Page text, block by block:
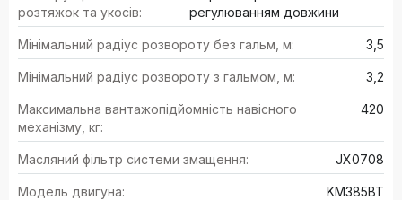
розтяжок та укосів:
регулюванням довжини
Мінімальний радіус розвороту без гальм, м: 3,5
Мінімальний радіус розвороту з гальмом, м: 3,2
Максимальна вантажопідйомність навісного
механізму, кг:
420
Масляний фільтр системи змащення: JX0708
Модель двигуна: KM385BT